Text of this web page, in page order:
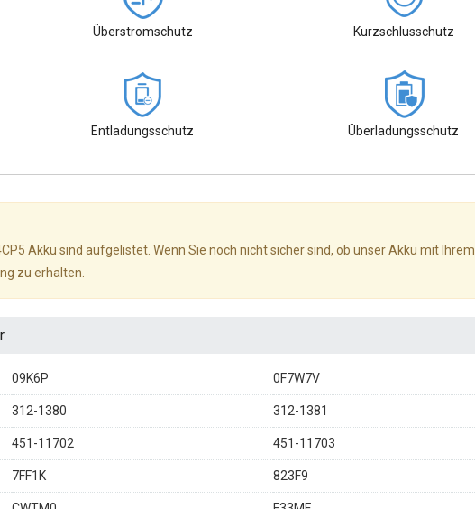
Überstromschutz Kurzschlusschutz
Entladungsschutz Überladungsschutz
Akku sind aufgelistet. Wenn Sie noch nicht sicher sind, ob unser Akku mit
zu erhalten.
09K6P 0F7W7V
312-1380 312-1381
451-11702 451-11703
7FF1K 823F9